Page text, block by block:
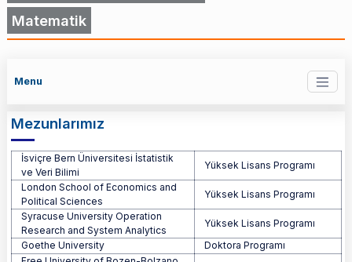
Matematik
Menu
Mezunlarımız
Mezunlarımız
İsviçre Bern Üniversitesi İstatistik
ve Veri Bilimi
Yüksek Lisans Programı
London School of Economics and
Political Sciences
Yüksek Lisans Programı
Syracuse University Operation
Research and System Analytics
Yüksek Lisans Programı
Goethe University
Doktora Programı